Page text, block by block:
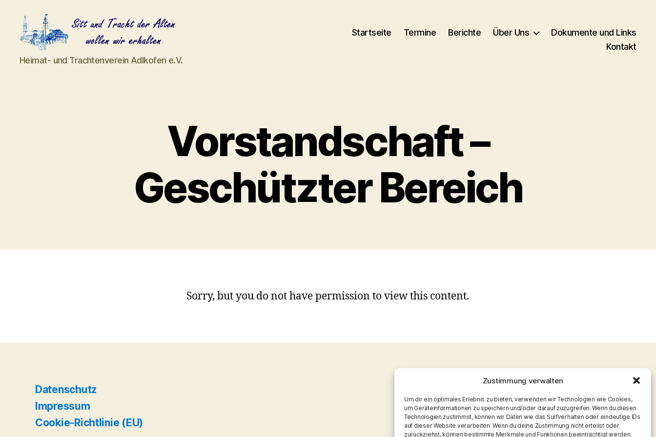
Zustimmung verwalten
Um dir ein optimales Erlebnis zu bieten, verwenden wir Technologien wie Cookies,
um Geräteinformationen zu speichern und/oder darauf zuzugreifen. Wenn du diesen
Technologien zustimmst, können wir Daten wie das Surfverhalten oder eindeutige IDs
auf dieser Website verarbeiten. Wenn du deine Zustimmung nicht erteilst oder
zurückziehst, können bestimmte Merkmale und Funktionen beeinträchtigt werden.
Heimat-
und
Heimat- und Trachtenverein Adlkofen e.V.
Startseite Termine Berichte Über Uns
Dokumente und Links
Kontakt
Vorstandschaft –
Geschützter Bereich
Sorry, but you do not have permission to view this content.
Datenschutz
Impressum
Cookie-Richtlinie (EU)